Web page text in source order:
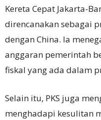
Kereta Cepat Jakarta-
direncanakan sebagai
dengan China. Ia
anggaran pemerintah
fiskal yang ada dalam
Selain itu, PKS juga
menghadapi kesulitan